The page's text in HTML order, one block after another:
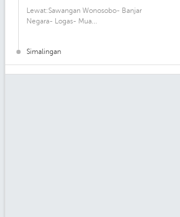
Lewat:Sawangan Wonosobo- Banjar
Negara- Logas- Mua...
Simalingan